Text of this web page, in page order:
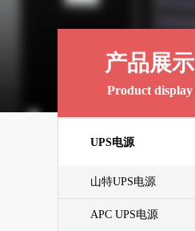
产品展示
Product display
UPS电源
山特UPS电源
APC UPS电源